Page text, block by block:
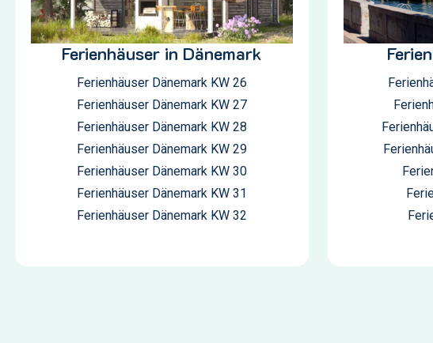
Ferienhäuser in Dänemark
Ferienhäuser Dänemark KW 26
Ferienhäuser Dänemark KW 27
Ferienhäuser Dänemark KW 28
Ferienhäuser Dänemark KW 29
Ferienhäuser Dänemark KW 30
Ferienhäuser Dänemark KW 31
Ferienhäuser Dänemark KW 32